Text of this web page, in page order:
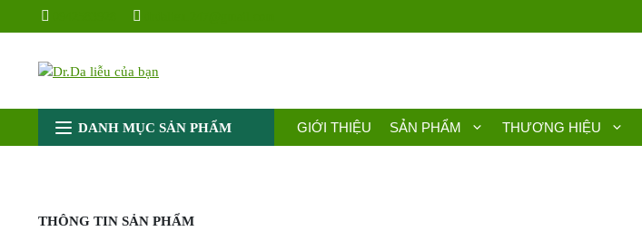
Chuyển
DANH MỤC SẢN PHẨM GIỚI THIỆU SẢN PHẨM THƯƠNG HIỆU
THÔNG TIN SẢN PHẨM